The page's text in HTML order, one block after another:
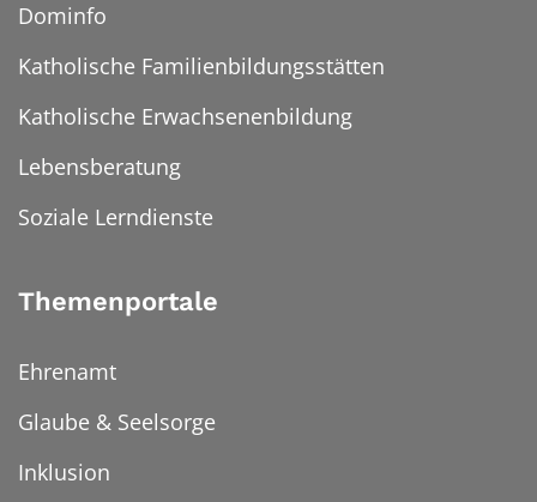
Dominfo
Katholische Familienbildungsstätten
Katholische Erwachsenenbildung
Lebensberatung
Soziale Lerndienste
Themenportale
Ehrenamt
Glaube & Seelsorge
Inklusion